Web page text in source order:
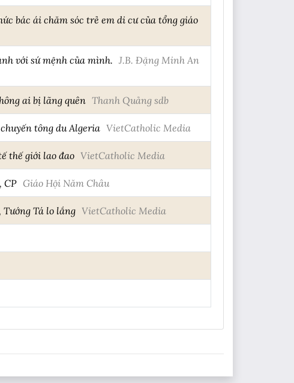
bác ái chăm sóc trẻ em di cư của tổng giáo
với sứ mệnh của mình. J.B. Đặng Minh An
ai bị lãng quên Thanh Quảng sdb
tông du Algeria VietCatholic Media
thế giới lao đao VietCatholic Media
CP Giáo Hội Năm Châu
Tá lo lắng VietCatholic Media